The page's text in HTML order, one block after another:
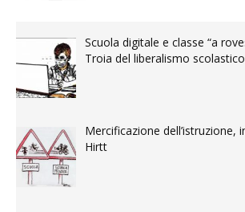
Scuola digitale e classe “a
Troia del liberalismo
Mercificazione dell’istruzione,
Hirtt